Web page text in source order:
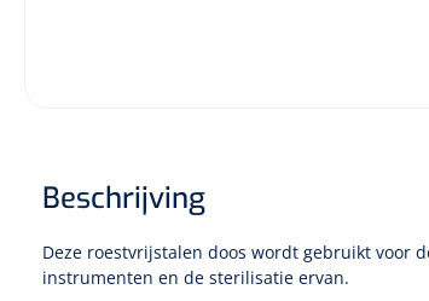
Beschrijving
Deze roestvrijstalen doos wordt gebruikt voor
instrumenten en de sterilisatie ervan.